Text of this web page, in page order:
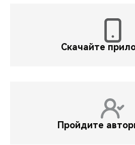
Скачайте
Пройдите